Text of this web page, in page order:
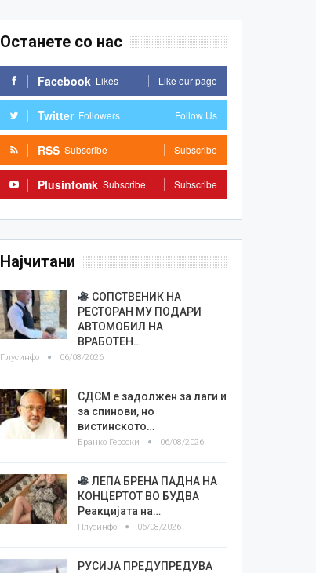
Останете со нас
Facebook Likes Like our page
Twitter Followers Follow Us
RSS Subscribe Subscribe
Plusinfomk Subscribe Subscribe
Најчитани
СОПСТВЕНИК НА
РЕСТОРАН МУ ПОДАРИ
АВТОМОБИЛ НА
ВРАБОТЕН…
Плусинфо 06/08/2026
СДСМ е задолжен за лаги и
за спинови, но
вистинското…
Бранко Героски 06/08/2026
ЛЕПА БРЕНА ПАДНА НА
КОНЦЕРТОТ ВО БУДВА
Реакцијата на…
Плусинфо 06/08/2026
РУСИЈА ПРЕДУПРЕДУВА